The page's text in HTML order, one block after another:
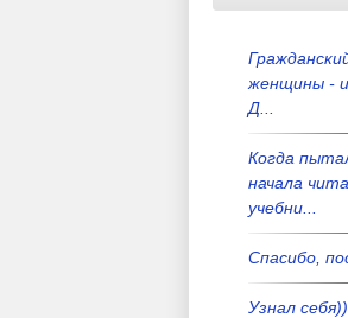
женщины -
Д...
Когда
начала
учебни...
Спасибо,
Узнал себя))